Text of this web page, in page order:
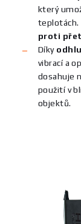
který
teplotách.
proti
Díky
vibrací a
dosahuje
použití v
objektů.